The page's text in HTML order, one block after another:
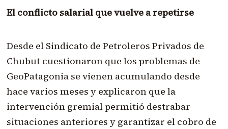
El conflicto salarial que vuelve a repetirse
Desde el Sindicato de Petroleros Privados de
Chubut cuestionaron que los problemas de
GeoPatagonia se vienen acumulando desde
hace varios meses y explicaron que la
intervención gremial permitió destrabar
situaciones anteriores y garantizar el cobro de